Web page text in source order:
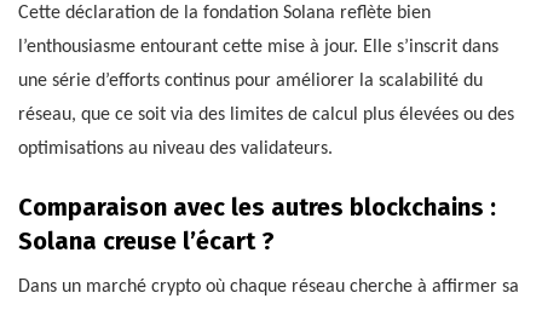
Cette déclaration de la fondation Solana reflète bien
l’enthousiasme entourant cette mise à jour. Elle s’inscrit dans
une série d’efforts continus pour améliorer la scalabilité du
réseau, que ce soit via des limites de calcul plus élevées ou des
optimisations au niveau des validateurs.
Comparaison avec les autres blockchains :
Solana creuse l’écart ?
Dans un marché crypto où chaque réseau cherche à affirmer sa